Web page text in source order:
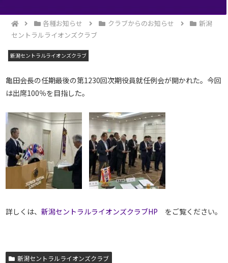
各種お知らせ クラブからのお知らせ
新潟
セントラルライオンズクラブ
新潟セントラルライオンズクラブ
亀田会長の任期最後の第1230回次期役員就任例会が開かれた。今回
は出席100％を目指した。
詳しくは、新潟セントラルライオンズクラブHP をご覧ください。
新潟セントラルライオンズクラブ